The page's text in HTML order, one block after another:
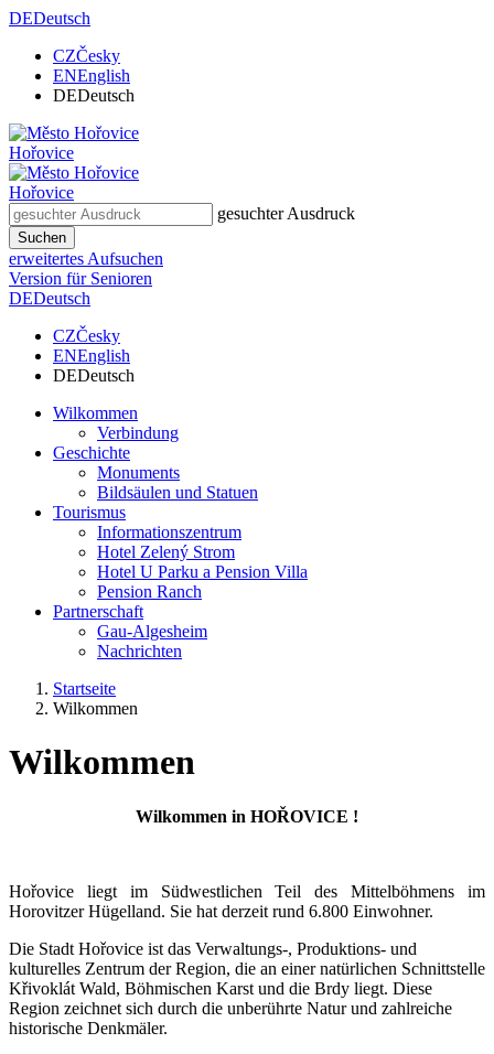
DEDeutsch
CZČesky
ENEnglish
DEDeutsch
Hořovice
Hořovice
gesuchter Ausdruck
Suchen
erweitertes Aufsuchen
Version für Senioren
DEDeutsch
CZČesky
ENEnglish
DEDeutsch
Wilkommen
Verbindung
Geschichte
Monuments
Bildsäulen und Statuen
Tourismus
Informationszentrum
Hotel Zelený Strom
Hotel U Parku a Pension Villa
Pension Ranch
Partnerschaft
Gau-Algesheim
Nachrichten
Startseite
Wilkommen
Wilkommen
Wilkommen in HOŘOVICE !
Hořovice liegt im Südwestlichen Teil des Mittelböhmens im
Horovitzer Hügelland. Sie hat derzeit rund 6.800 Einwohner.
Die Stadt Hořovice ist das Verwaltungs-, Produktions- und
kulturelles Zentrum der Region, die an einer natürlichen Schnittstelle
Křivoklát Wald, Böhmischen Karst und die Brdy liegt. Diese
Region zeichnet sich durch die unberührte Natur und zahlreiche
historische Denkmäler.